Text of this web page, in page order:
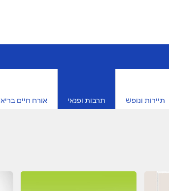
תיירות ונופש תרבות ופנאי אורח חיים בריא